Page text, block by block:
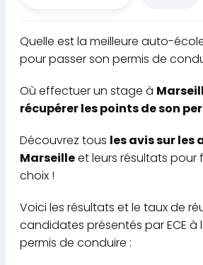
Quelle est la meilleure auto-
pour passer son permis de
Où effectuer un stage à
récupérer les points de son
Découvrez tous les avis sur les
Marseilleet leurs résultats pour
choix !
Voici les résultats et le taux de
candidates présentés par ECE à
permis de conduire :